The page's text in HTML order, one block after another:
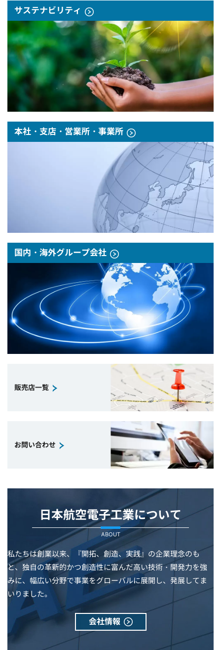
サステナビリティ
本社・支店・営業所・事業所
国内・海外グループ会社
販売店一覧
お問い合わせ
日本航空電子工業について
ABOUT
私たちは創業以来、『開拓、創造、実践』の企業理念のも
と、独自の革新的かつ創造性に富んだ高い技術・開発力を強
みに、幅広い分野で事業をグローバルに展開し、発展してま
いりました。
会社情報